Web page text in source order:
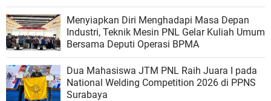
Menyiapkan Diri Menghadapi Masa Depan
Industri, Teknik Mesin PNL Gelar Kuliah Umum
Bersama Deputi Operasi BPMA
Dua Mahasiswa JTM PNL Raih Juara I pada
National Welding Competition 2026 di PPNS
Surabaya